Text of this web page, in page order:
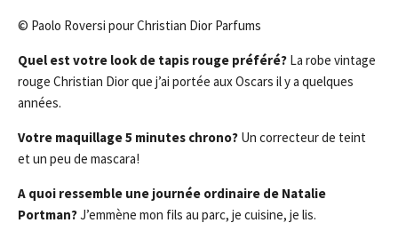
© Paolo Roversi pour Christian Dior Parfums
Quel est votre look de tapis rouge préféré? La robe vintage
rouge Christian Dior que j’ai portée aux Oscars il y a quelques
années.
Votre maquillage 5 minutes chrono? Un correcteur de teint
et un peu de mascara!
A quoi ressemble une journée ordinaire de Natalie
Portman?J’emmène mon fils au parc, je cuisine, je lis.